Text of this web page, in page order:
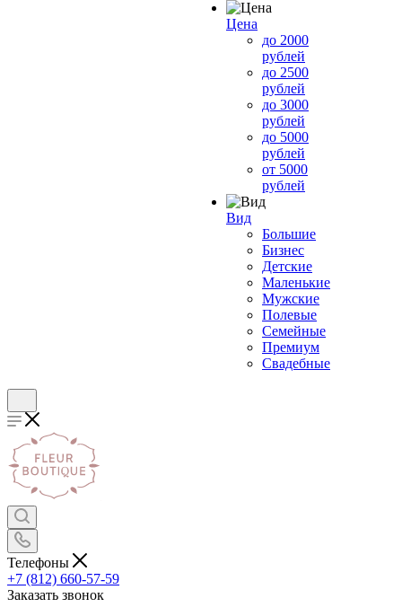
Цена
до 2000
рублей
до 2500
рублей
до 3000
рублей
до 5000
рублей
от 5000
рублей
Вид
Большие
Бизнес
Детские
Маленькие
Мужские
Полевые
Семейные
Премиум
Свадебные
Телефоны
+7 (812) 660-57-59
Заказать звонок